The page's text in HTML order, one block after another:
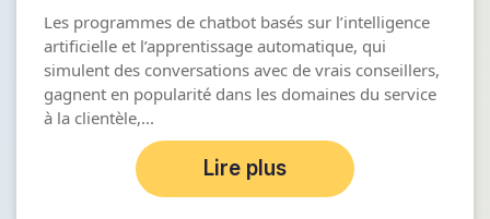
Les programmes de chatbot basés sur l’intelligence
artificielle et l’apprentissage automatique, qui
simulent des conversations avec de vrais conseillers,
gagnent en popularité dans les domaines du service
à la clientèle,...
Lire plus